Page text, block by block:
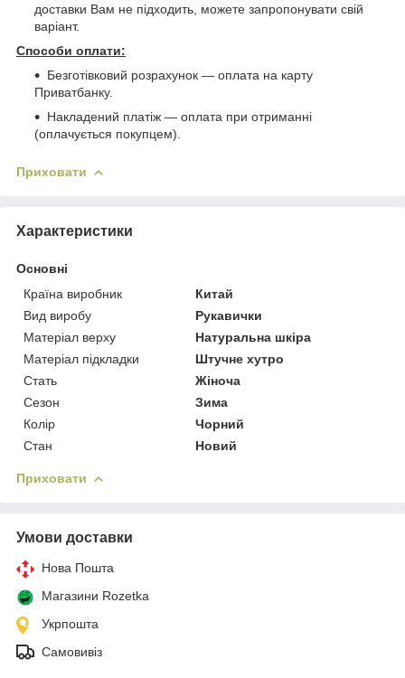
доставки Вам не підходить, можете запропонувати свій
варіант.
Способи оплати:
Безготівковий розрахунок ― оплата на карту
Приватбанку.
Накладений платіж ― оплата при отриманні
(оплачується покупцем).
Приховати
Характеристики
Основні
Країна виробник
Китай
Вид виробу
Рукавички
Матеріал верху
Натуральна шкіра
Матеріал підкладки
Штучне хутро
Стать
Жіноча
Сезон
Зима
Колір
Чорний
Стан
Новий
Приховати
Умови доставки
Нова Пошта
Магазини Rozetka
Укрпошта
Самовивіз